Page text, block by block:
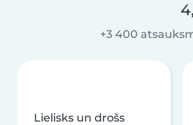
+3 400
Lielisks un drošs